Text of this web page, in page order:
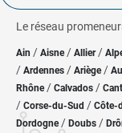
Le réseau
Ain / Aisne/ Allier/
/ Ardennes / Ariège/
Rhône/ Calvados /
/ Corse-du-Sud / Côte-
Dordogne/ Doubs /